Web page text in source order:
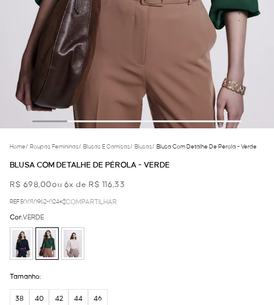
Home/ Roupas Femininas/ Blusas E Camisas/ Blusas/ Blusa Com Detalhe De Pérola - Verde
BLUSA COM DETALHE DE PÉROLA - VERDE
R$ 698,00ou 6x de R$ 116,33
REF.50.01.0962-024 COMPARTILHAR
Cor:VERDE
Tamanho:
38 40 42 44 46